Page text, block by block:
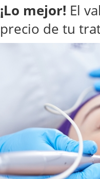
¡Lo mejor! El
precio de tu